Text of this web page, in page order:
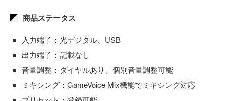
商品ステータス
入力端子：光デジタル、USB
出力端子：記載なし
音量調整：ダイヤルあり、個別音量調整可能
ミキシング：GameVoice Mix機能でミキシング対応